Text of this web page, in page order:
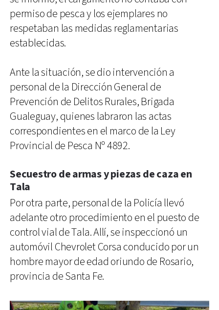
permiso de pesca y los ejemplares no
respetaban las medidas reglamentarias
establecidas.
Ante la situación, se dio intervención a
personal de la Dirección General de
Prevención de Delitos Rurales, Brigada
Gualeguay, quienes labraron las actas
correspondientes en el marco de la Ley
Provincial de Pesca Nº 4892.
Secuestro de armas y piezas de caza en
Tala
Por otra parte, personal de la Policía llevó
adelante otro procedimiento en el puesto de
control vial de Tala. Allí, se inspeccionó un
automóvil Chevrolet Corsa conducido por un
hombre mayor de edad oriundo de Rosario,
provincia de Santa Fe.